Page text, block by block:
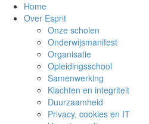
Home
Over Esprit
Onze scholen
Onderwijsmanifest
Organisatie
Opleidingsschool
Samenwerking
Klachten en integriteit
Duurzaamheid
Privacy, cookies en IT